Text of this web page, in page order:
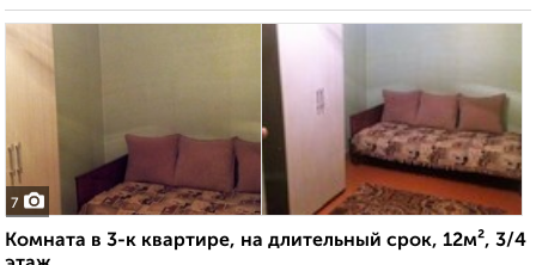
7
Комната в 3-к квартире, на длительный срок, 12м², 3/4